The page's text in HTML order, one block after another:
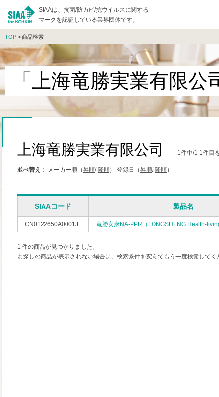
SIAAは、抗菌/防カビ/抗ウイルスに関する
マークを認証している業界団体です。
TOP > 商品検索
「上海竜勝実業有限
上海竜勝実業有限公司 1件中/1-1件目
並べ替え： メーカー順（昇順/ 降順） 登録日（昇順/ 降順）
SIAAコード 製品名
CN0122650A0001J 竜勝安康NA-PPR（LONGSHENG Health-
1 件の商品が見つかりました。
お探しの商品が表示されない場合は、検索条件を変えてもう一度検索してく